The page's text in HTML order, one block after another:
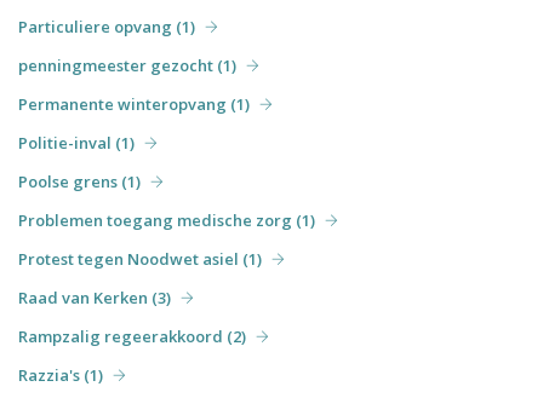
Particuliere opvang (1)
penningmeester gezocht (1)
Permanente winteropvang (1)
Politie-inval (1)
Poolse grens (1)
Problemen toegang medische zorg (1)
Protest tegen Noodwet asiel (1)
Raad van Kerken (3)
Rampzalig regeerakkoord (2)
Razzia's (1)